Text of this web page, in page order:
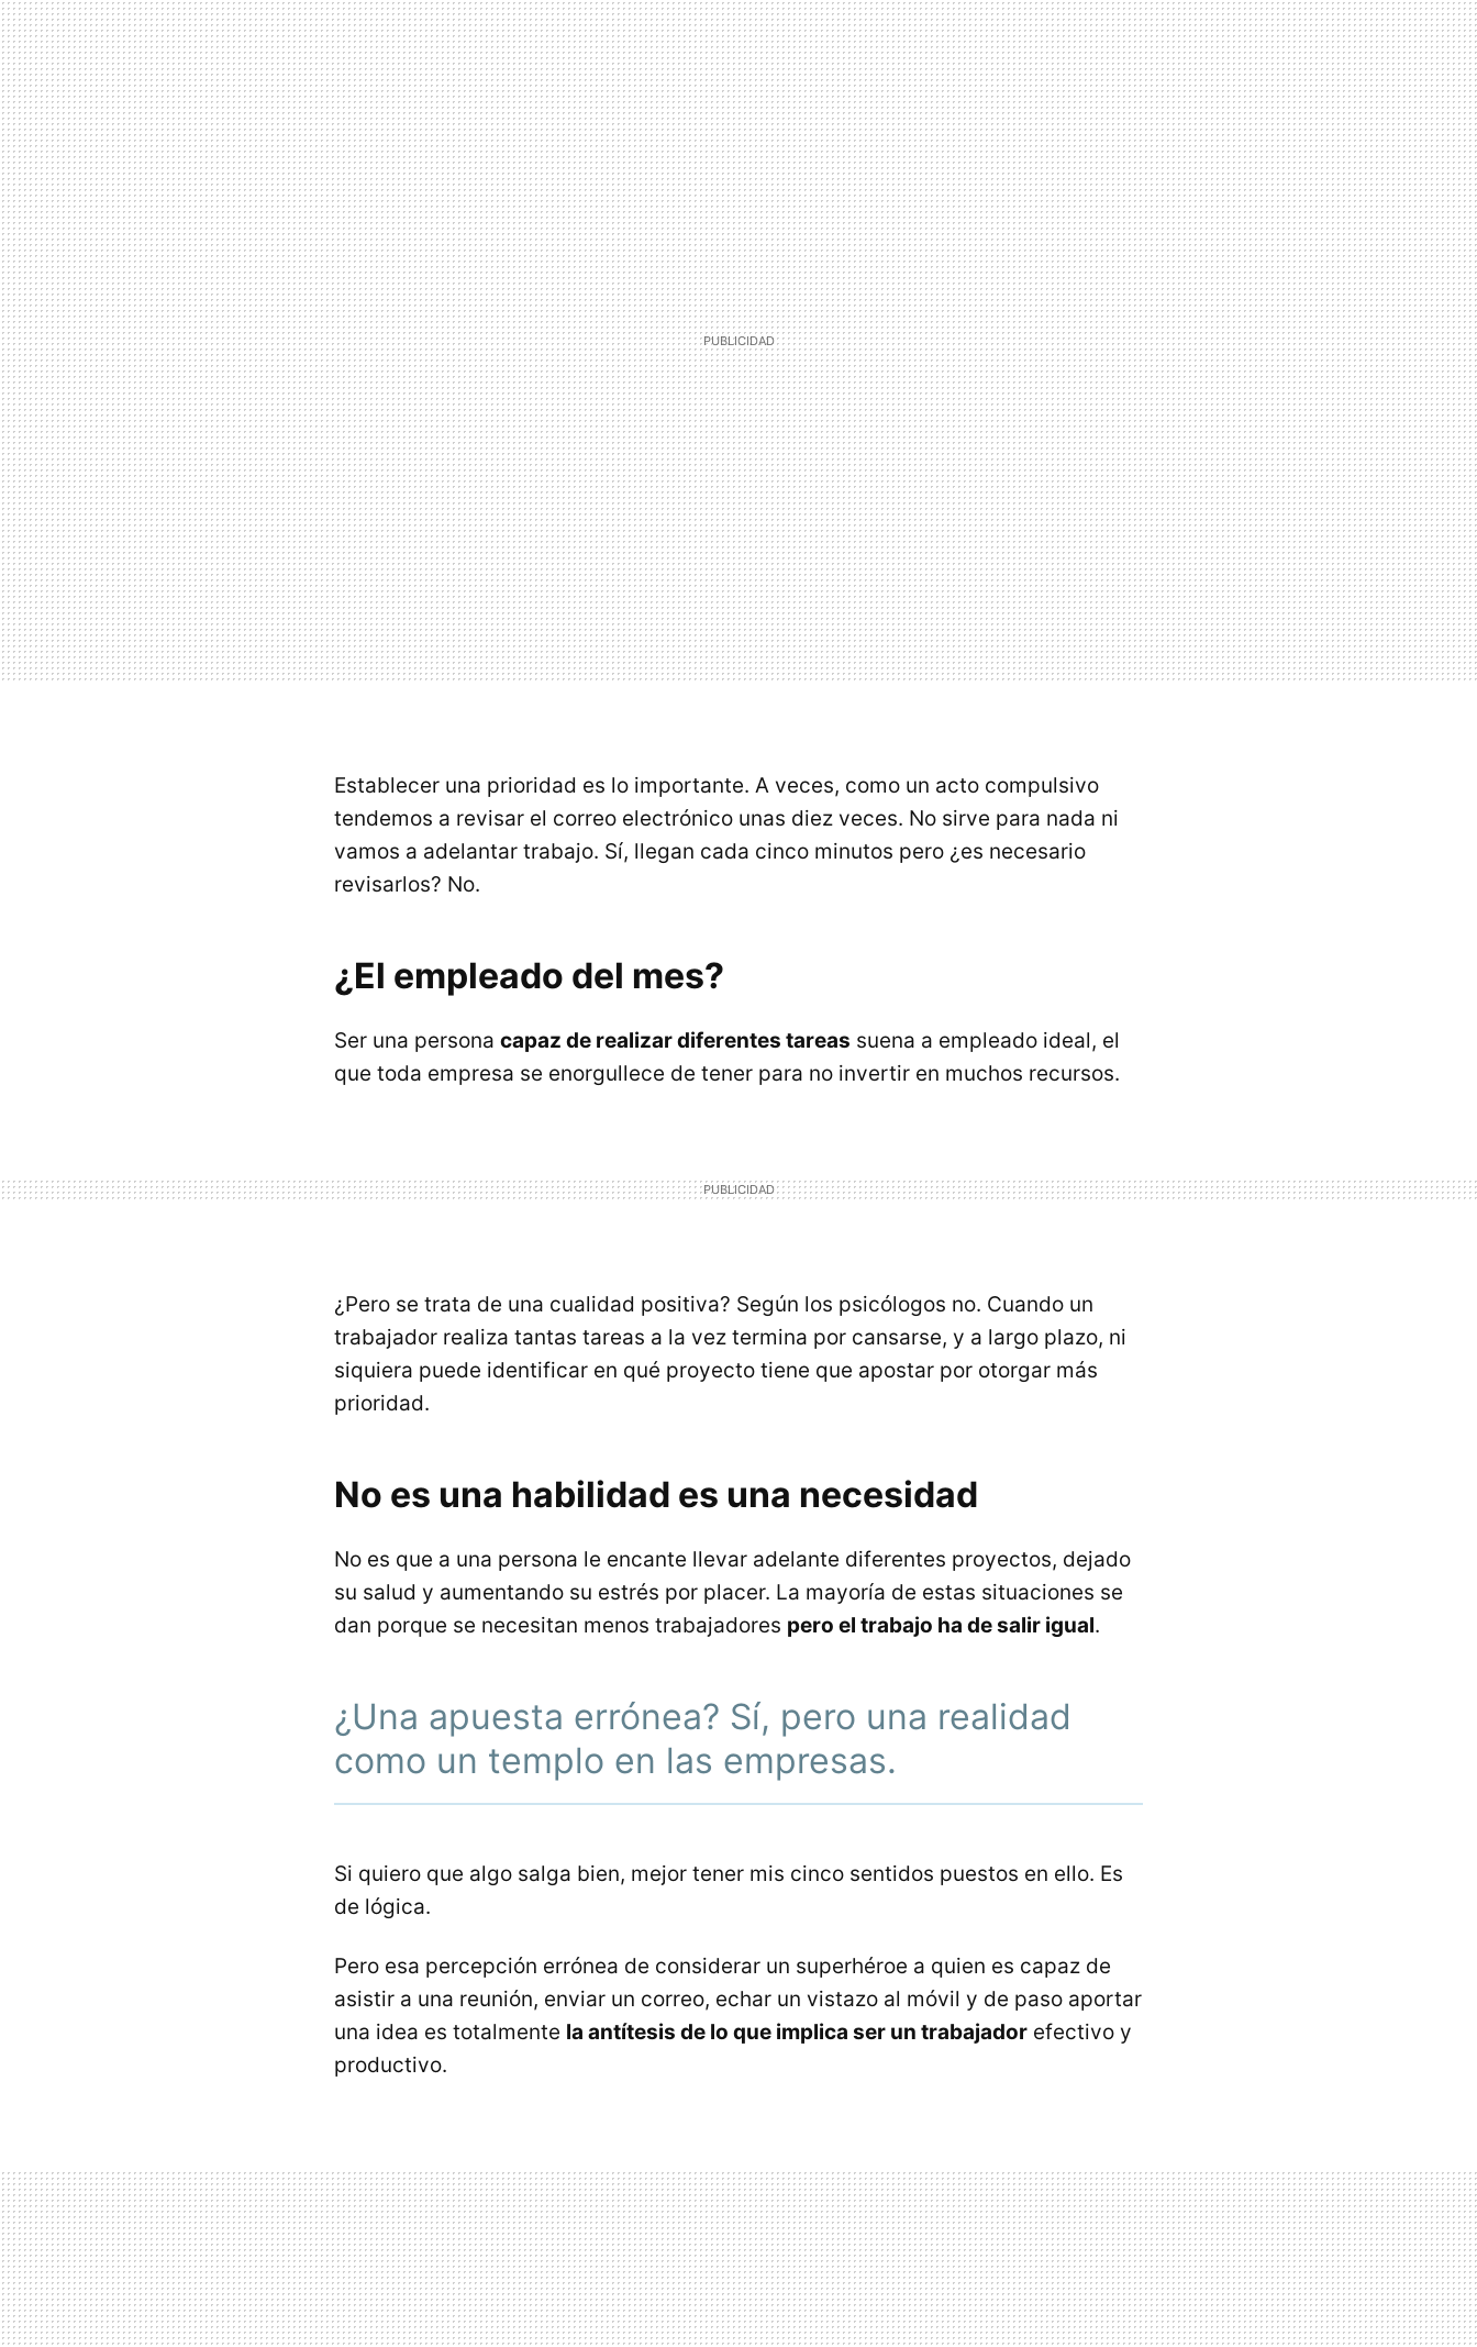
Establecer una prioridad es lo importante. A veces, como un acto compulsivo
tendemos a revisar el correo electrónico unas diez veces. No sirve para nada ni
vamos a adelantar trabajo. Sí, llegan cada cinco minutos pero ¿es necesario
revisarlos? No.
¿El empleado del mes?
Ser una persona capaz de realizar diferentes tareas suena a empleado ideal, el
que toda empresa se enorgullece de tener para no invertir en muchos recursos.
¿Pero se trata de una cualidad positiva? Según los psicólogos no. Cuando un
trabajador realiza tantas tareas a la vez termina por cansarse, y a largo plazo, ni
siquiera puede identificar en qué proyecto tiene que apostar por otorgar más
prioridad.
No es una habilidad es una necesidad
No es que a una persona le encante llevar adelante diferentes proyectos, dejado
su salud y aumentando su estrés por placer. La mayoría de estas situaciones se
dan porque se necesitan menos trabajadores pero el trabajo ha de salir igual.
¿Una apuesta errónea? Sí, pero una realidad
como un templo en las empresas.
Si quiero que algo salga bien, mejor tener mis cinco sentidos puestos en ello. Es
de lógica.
Pero esa percepción errónea de considerar un superhéroe a quien es capaz de
asistir a una reunión, enviar un correo, echar un vistazo al móvil y de paso aportar
una idea es totalmente la antítesis de lo que implica ser un trabajador efectivo y
productivo.